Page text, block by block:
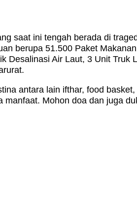
saat ini tengah berada di
berupa 51.500 Paket
Air Laut, 3 Unit
antara lain ifthar, food
Mohon doa dan juga